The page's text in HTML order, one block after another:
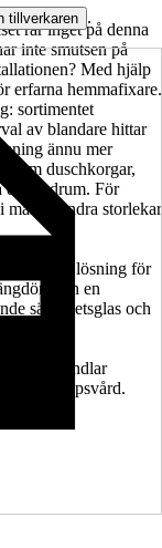
rår inget på denna
inte smutsen på
Med hjälp
erfarna hemmafixare.
sortimentet
av blandare hittar
ännu mer
som duschkorgar,
ditt badrum. För
andra storlekar
lösning för
och en
säkerhetsglas och
förvandlar
kroppsvård.
tillverkaren .